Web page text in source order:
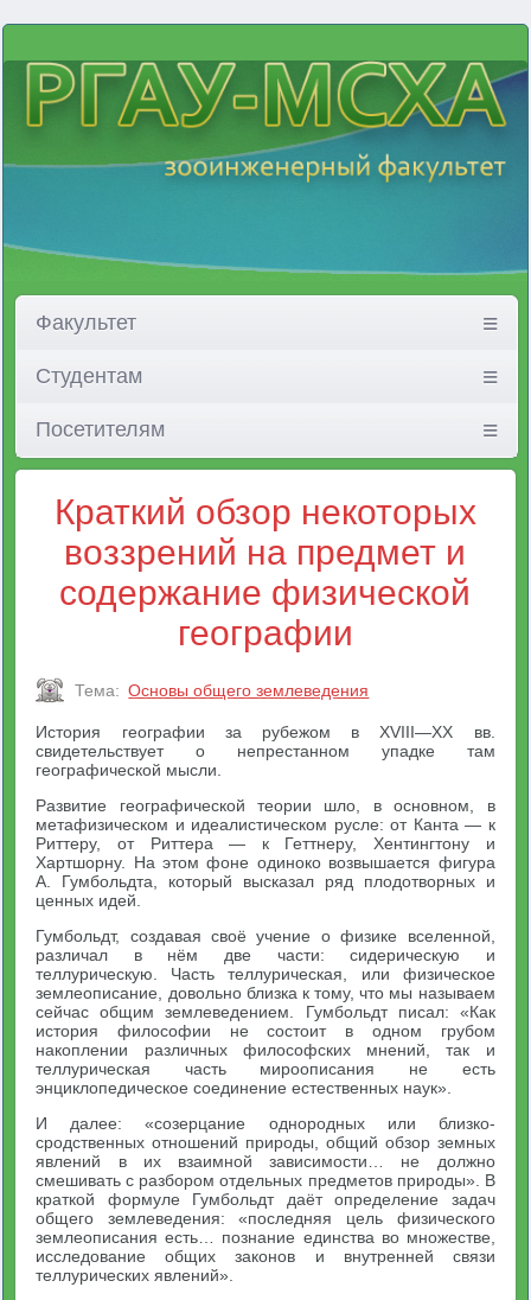
Факультет
Студентам
Посетителям
Краткий обзор некоторых
воззрений на предмет и
содержание физической
географии
Тема: Основы общего землеведения
История географии за рубежом в XVIII—XX вв.
свидетельствует о непрестанном упадке там
географической мысли.
Развитие географической теории шло, в основном, в
метафизическом и идеалистическом русле: от Канта — к
Риттеру, от Риттера — к Геттнеру, Хентингтону и
Хартшорну. На этом фоне одиноко возвышается фигура
А. Гумбольдта, который высказал ряд плодотворных и
ценных идей.
Гумбольдт, создавая своё учение о физике вселенной,
различал в нём две части: сидерическую и
теллурическую. Часть теллурическая, или физическое
землеописание, довольно близка к тому, что мы называем
сейчас общим землеведением. Гумбольдт писал: «Как
история философии не состоит в одном грубом
накоплении различных философских мнений, так и
теллурическая часть мироописания не есть
энциклопедическое соединение естественных наук».
И далее: «созерцание однородных или близко-
сродственных отношений природы, общий обзор земных
явлений в их взаимной зависимости… не должно
смешивать с разбором отдельных предметов природы». В
краткой формуле Гумбольдт даёт определение задач
общего землеведения: «последняя цель физического
землеописания есть… познание единства во множестве,
исследование общих законов и внутренней связи
теллурических явлений».